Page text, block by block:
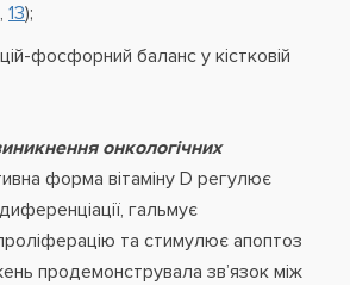
, 13);
фосфорний баланс у кістковій
онкологічних
форма вітаміну D регулює
гальмує
та стимулює апоптоз
продемонструвала зв’язок між